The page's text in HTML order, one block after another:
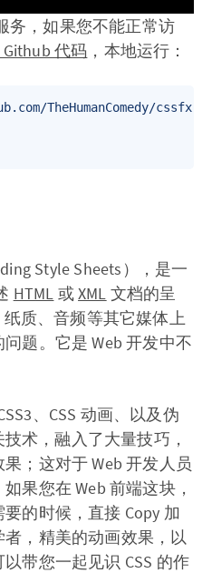
务，如果您不能正常访
Github 代码 ，本地运行：
Style Sheets），是一
HTML 或XML 文档的呈
质、音频等其它媒体上
题。它是 Web 开发中不
、CSS 动画、以及伪
术，融入了大量技巧，
；这对于 Web 开发人员
果您在 Web 前端这块，
的时候，直接 Copy 加
，精美的动画效果，以
带您一起见识 CSS 的作